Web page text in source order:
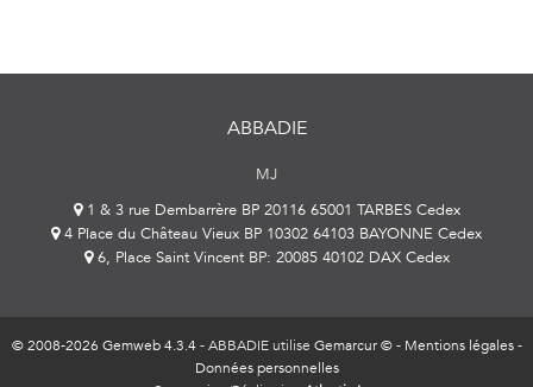
ABBADIE
MJ
1 & 3 rue Dembarrère BP 20116 65001 TARBES Cedex
4 Place du Château Vieux BP 10302 64103 BAYONNE Cedex
6, Place Saint Vincent BP: 20085 40102 DAX Cedex
© 2008-2026 Gemweb 4.3.4- ABBADIE utilise Gemarcur ©- Mentions légales-
Données personnelles